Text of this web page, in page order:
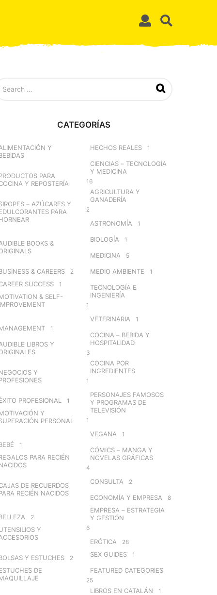
CATEGORÍAS
Y
PARA
Y REPOSTERÍA
– AZÚCARES Y
PARA
BOOKS &
& CAREERS 2
SUCCESS 1
& SELF-
1
LIBROS Y
Y
PROFESIONAL 1
Y
PERSONAL
1
PARA RECIÉN
DE RECUERDOS
RECIÉN NACIDOS
2
Y
Y ESTUCHES 2
DE
HECHOS REALES 1
CIENCIAS – TECNOLOGÍA
Y MEDICINA
16
AGRICULTURA Y
GANADERÍA
2
ASTRONOMÍA 1
BIOLOGÍA 1
MEDICINA 5
MEDIO AMBIENTE 1
TECNOLOGÍA E
INGENIERÍA
1
VETERINARIA 1
COCINA – BEBIDA Y
HOSPITALIDAD
3
COCINA POR
INGREDIENTES
1
PERSONAJES FAMOSOS
Y PROGRAMAS DE
TELEVISIÓN
1
VEGANA 1
CÓMICS – MANGA Y
NOVELAS GRÁFICAS
4
CONSULTA 2
ECONOMÍA Y EMPRESA 8
EMPRESA – ESTRATEGIA
Y GESTIÓN
6
ERÓTICA 28
SEX GUIDES 1
FEATURED CATEGORIES
25
LIBROS EN CATALÁN 1